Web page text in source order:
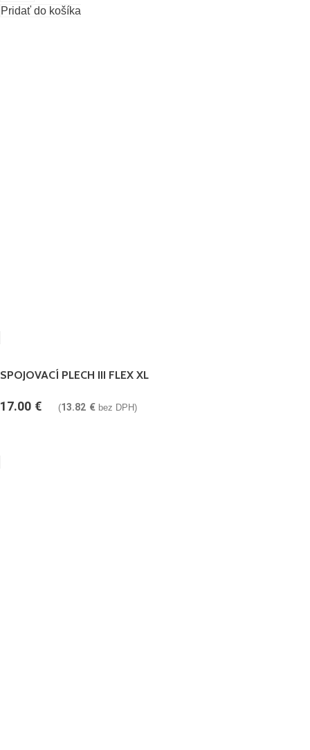
Pridať do košíka
SPOJOVACÍ PLECH III FLEX XL
17.00 € (13.82 € bez DPH)